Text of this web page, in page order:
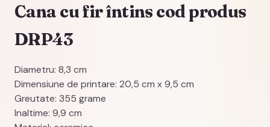
Cana cu fir întins cod produs
DRP43
Diametru: 8,3 cm
Dimensiune de printare: 20,5 cm x 9,5 cm
Greutate: 355 grame
Inaltime: 9,9 cm